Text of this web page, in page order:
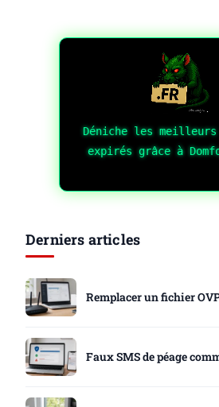
Déniche les meilleurs
expirés grâce à
Derniers articles
Remplacer un fichier
Faux SMS de péage